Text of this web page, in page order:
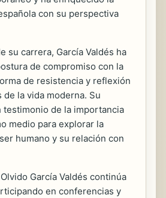
con su perspectiva
su carrera, García Valdés ha
de compromiso con la
de resistencia y reflexión
la vida moderna. Su
testimonio de la importancia
medio para explorar la
humano y su relación con
García Valdés continúa
en conferencias y